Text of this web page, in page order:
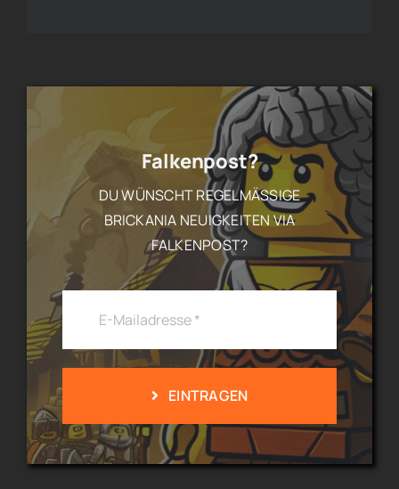
Falkenpost?
DU WÜNSCHT REGELMÄSSIGE B
RICKANIA NEUIGKEITEN VIA F
ALKENPOST?
EINTRAGEN